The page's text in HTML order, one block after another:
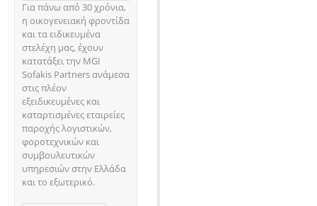
Για πάνω από 30 χρόνια,
η οικογενειακή φροντίδα
και τα ειδικευμένα
στελέχη μας, έχουν
κατατάξει την MGI
Sofakis Partners ανάμεσα
στις πλέον
εξειδικευμένες και
καταρτισμένες εταιρείες
παροχής λογιστικών,
φοροτεχνικών και
συμβουλευτικών
υπηρεσιών στην Ελλάδα
και το εξωτερικό.